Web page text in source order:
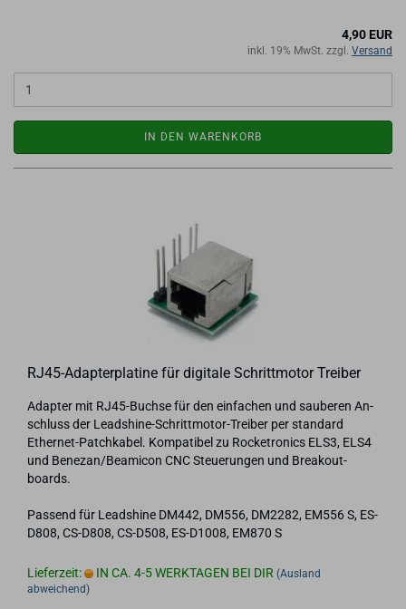
4,90 EUR
inkl. 19% MwSt. zzgl. Versand
IN DEN WARENKORB
RJ45-​Ad­ap­ter­pla­ti­ne für di­gi­ta­le Schritt­mo­tor Trei­ber
Ad­ap­ter mit RJ45-​Buch­se für den ein­fa­chen und sau­be­ren An­
schluss der Leadshine-​​Schrittmotor-​Treiber per stan­dard
Ethernet-​​Patch­ka­bel. Kom­pa­ti­bel zu Ro­cke­tro­nics ELS3, ELS4
und Be­ne­zan/Be­a­mi­con CNC Steue­run­gen und Brea­kout­
boards.
Pas­send für Leadshi­ne DM442, DM556, DM2282, EM556 S, ES-​
D808, CS-​D808, CS-​D508, ES-​D1008, EM870 S
Lieferzeit: IN CA. 4-5 WERKTAGEN BEI DIR (Ausland
abweichend)